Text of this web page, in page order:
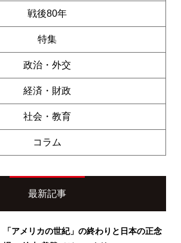
戦後80年
特集
政治・外交
経済・財政
社会・教育
コラム
最新記事
「アメリカの世紀」の終わりと日本の正念